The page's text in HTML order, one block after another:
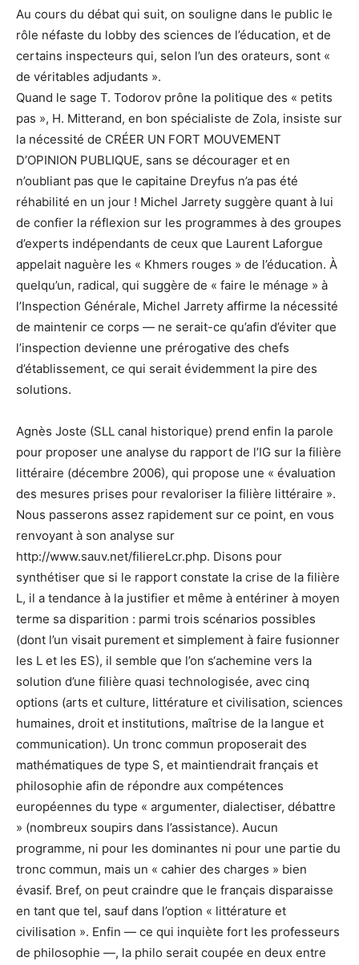
Au cours du débat qui suit, on souligne dans le public le
rôle néfaste du lobby des sciences de l’éducation, et de
certains inspecteurs qui, selon l’un des orateurs, sont «
de véritables adjudants ».
Quand le sage T. Todorov prône la politique des « petits
pas », H. Mitterand, en bon spécialiste de Zola, insiste sur
la nécessité de CRÉER UN FORT MOUVEMENT
D’OPINION PUBLIQUE, sans se décourager et en
n’oubliant pas que le capitaine Dreyfus n’a pas été
réhabilité en un jour ! Michel Jarrety suggère quant à lui
de confier la réflexion sur les programmes à des groupes
d’experts indépendants de ceux que Laurent Laforgue
appelait naguère les « Khmers rouges » de l’éducation. À
quelqu’un, radical, qui suggère de « faire le ménage » à
l’Inspection Générale, Michel Jarrety affirme la nécessité
de maintenir ce corps — ne serait-ce qu’afin d’éviter que
l’inspection devienne une prérogative des chefs
d’établissement, ce qui serait évidemment la pire des
solutions.
Agnès Joste (SLL canal historique) prend enfin la parole
pour proposer une analyse du rapport de l’IG sur la filière
littéraire (décembre 2006), qui propose une « évaluation
des mesures prises pour revaloriser la filière littéraire ».
Nous passerons assez rapidement sur ce point, en vous
renvoyant à son analyse sur
http://www.sauv.net/filiereLcr.php. Disons pour
synthétiser que si le rapport constate la crise de la filière
L, il a tendance à la justifier et même à entériner à moyen
terme sa disparition : parmi trois scénarios possibles
(dont l’un visait purement et simplement à faire fusionner
les L et les ES), il semble que l’on s‘achemine vers la
solution d’une filière quasi technologisée, avec cinq
options (arts et culture, littérature et civilisation, sciences
humaines, droit et institutions, maîtrise de la langue et
communication). Un tronc commun proposerait des
mathématiques de type S, et maintiendrait français et
philosophie afin de répondre aux compétences
européennes du type « argumenter, dialectiser, débattre
» (nombreux soupirs dans l’assistance). Aucun
programme, ni pour les dominantes ni pour une partie du
tronc commun, mais un « cahier des charges » bien
évasif. Bref, on peut craindre que le français disparaisse
en tant que tel, sauf dans l’option « littérature et
civilisation ». Enfin — ce qui inquiète fort les professeurs
de philosophie —, la philo serait coupée en deux entre